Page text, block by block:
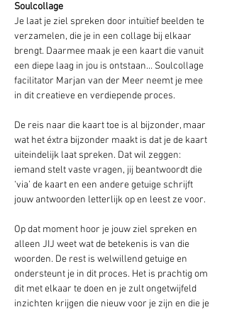
Soulcollage
Je laat je ziel spreken door intuïtief beelden te
verzamelen, die je in een collage bij elkaar
brengt. Daarmee maak je een kaart die vanuit
een diepe laag in jou is ontstaan… Soulcollage
facilitator Marjan van der Meer neemt je mee
in dit creatieve en verdiepende proces.
De reis naar die kaart toe is al bijzonder, maar
wat het éxtra bijzonder maakt is dat je de kaart
uiteindelijk laat spreken. Dat wil zeggen:
iemand stelt vaste vragen, jij beantwoordt die
‘via’ de kaart en een andere getuige schrijft
jouw antwoorden letterlijk op en leest ze voor.
Op dat moment hoor je jouw ziel spreken en
alleen JIJ weet wat de betekenis is van die
woorden. De rest is welwillend getuige en
ondersteunt je in dit proces. Het is prachtig om
dit met elkaar te doen en je zult ongetwijfeld
inzichten krijgen die nieuw voor je zijn en die je